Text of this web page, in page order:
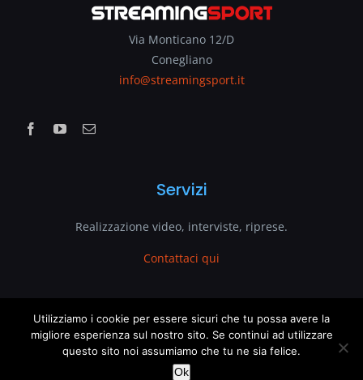
Via Monticano 12/D
Conegliano
info@streamingsport.it
Servizi
Realizzazione video, interviste, riprese.
Contattaci qui
www.streamingsport.it
è un sito web diVenetoGlobe.com
This website uses cookies and third party services.
Utilizziamo i cookie per essere sicuri che tu possa avere la
migliore esperienza sul nostro sito. Se continui ad utilizzare
questo sito noi assumiamo che tu ne sia felice.
Ok